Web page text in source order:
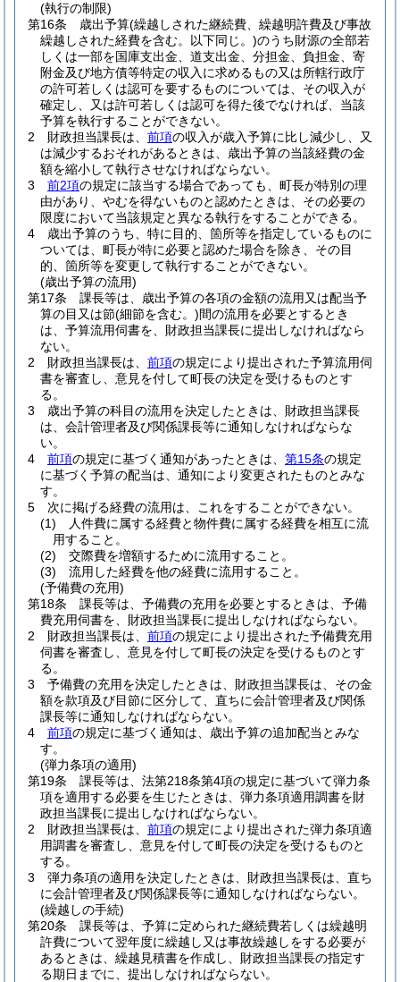
(執行の制限)
第16条
歳出予算(繰越しされた継続費、繰越明許費及び事故
繰越しされた経費を含む。以下同じ。)のうち財源の全部若
しくは一部を国庫支出金、道支出金、分担金、負担金、寄
附金及び地方債等特定の収入に求めるもの又は所轄行政庁
の許可若しくは認可を要するものについては、その収入が
確定し、又は許可若しくは認可を得た後でなければ、当該
予算を執行することができない。
2
財政担当課長は、 前項の収入が歳入予算に比し減少し、又
は減少するおそれがあるときは、歳出予算の当該経費の金
額を縮小して執行させなければならない。
3
前2項の規定に該当する場合であっても、町長が特別の理
由があり、やむを得ないものと認めたときは、その必要の
限度において当該規定と異なる執行をすることができる。
4
歳出予算のうち、特に目的、箇所等を指定しているものに
ついては、町長が特に必要と認めた場合を除き、その目
的、箇所等を変更して執行することができない。
(歳出予算の流用)
第17条
課長等は、歳出予算の各項の金額の流用又は配当予
算の目又は節(細節を含む。)間の流用を必要とするとき
は、予算流用伺書を、財政担当課長に提出しなければなら
ない。
2
財政担当課長は、 前項の規定により提出された予算流用伺
書を審査し、意見を付して町長の決定を受けるものとす
る。
3
歳出予算の科目の流用を決定したときは、財政担当課長
は、会計管理者及び関係課長等に通知しなければならな
い。
4
前項の規定に基づく通知があったときは、 第15条の規定
に基づく予算の配当は、通知により変更されたものとみな
す。
5
次に掲げる経費の流用は、これをすることができない。
(1)
人件費に属する経費と物件費に属する経費を相互に流
用すること。
(2)
交際費を増額するために流用すること。
(3)
流用した経費を他の経費に流用すること。
(予備費の充用)
第18条
課長等は、予備費の充用を必要とするときは、予備
費充用伺書を、財政担当課長に提出しなければならない。
2
財政担当課長は、 前項の規定により提出された予備費充用
伺書を審査し、意見を付して町長の決定を受けるものとす
る。
3
予備費の充用を決定したときは、財政担当課長は、その金
額を款項及び目節に区分して、直ちに会計管理者及び関係
課長等に通知しなければならない。
4
前項の規定に基づく通知は、歳出予算の追加配当とみな
す。
(弾力条項の適用)
第19条
課長等は、法第218条第4項の規定に基づいて弾力条
項を適用する必要を生じたときは、弾力条項適用調書を財
政担当課長に提出しなければならない。
2
財政担当課長は、 前項の規定により提出された弾力条項適
用調書を審査し、意見を付して町長の決定を受けるものと
する。
3
弾力条項の適用を決定したときは、財政担当課長は、直ち
に会計管理者及び関係課長等に通知しなければならない。
(繰越しの手続)
第20条
課長等は、予算に定められた継続費若しくは繰越明
許費について翌年度に繰越し又は事故繰越しをする必要が
あるときは、繰越見積書を作成し、財政担当課長の指定す
る期日までに、提出しなければならない。